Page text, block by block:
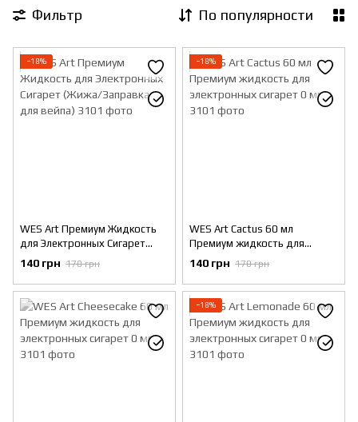
Фильтр По популярности
−18%
WES Art Премиум Жидкость
для Электронных Сигарет
(Жижа/Заправка для вейпа)
140 грн 170 грн
−18%
WES Art Cactus 60 мл
Премиум жидкость для
электронных сигарет 0 мг
140 грн 170 грн
−18%